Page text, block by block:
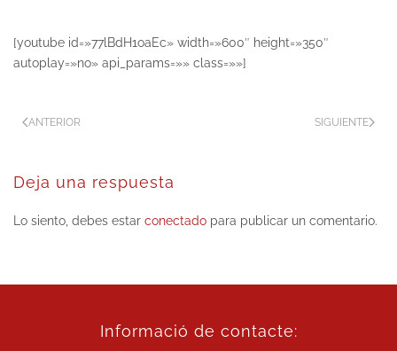
[youtube id=»77lBdH1oaEc» width=»600″ height=»350″
autoplay=»no» api_params=»» class=»»]
ANTERIOR SIGUIENTE
Deja una respuesta
Lo siento, debes estar conectado para publicar un comentario.
Informació de contacte: